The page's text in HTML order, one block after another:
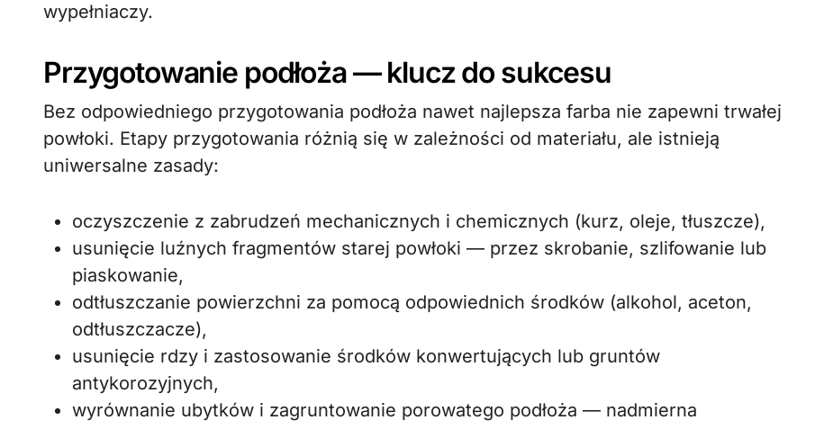
wypełniaczy.
Przygotowanie podłoża — klucz do sukcesu
Bez odpowiedniego przygotowania podłoża nawet najlepsza farba nie zapewni trwałej
powłoki. Etapy przygotowania różnią się w zależności od materiału, ale istnieją
uniwersalne zasady:
oczyszczenie z zabrudzeń mechanicznych i chemicznych (kurz, oleje, tłuszcze),
usunięcie luźnych fragmentów starej powłoki — przez skrobanie, szlifowanie lub
piaskowanie,
odtłuszczanie powierzchni za pomocą odpowiednich środków (alkohol, aceton,
odtłuszczacze),
usunięcie rdzy i zastosowanie środków konwertujących lub gruntów
antykorozyjnych,
wyrównanie ubytków i zagruntowanie porowatego podłoża — nadmierna